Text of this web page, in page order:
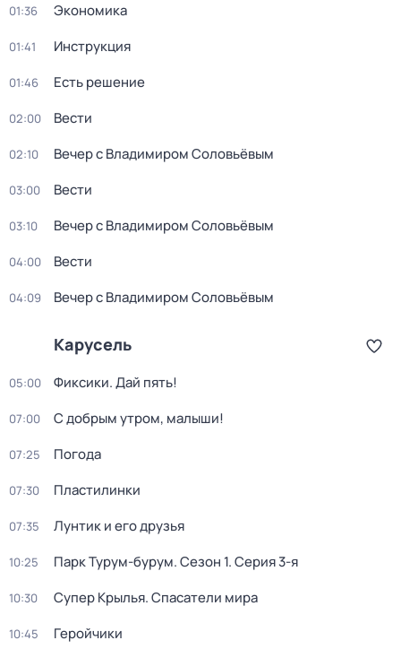
01:36 Экономика
01:41 Инструкция
01:46 Есть решение
02:00 Вести
02:10 Вечер с Владимиром Соловьёвым
03:00 Вести
03:10 Вечер с Владимиром Соловьёвым
04:00 Вести
04:09 Вечер с Владимиром Соловьёвым
Карусель
05:00 Фиксики. Дай пять!
07:00 С добрым утром, малыши!
07:25 Погода
07:30 Пластилинки
07:35 Лунтик и его друзья
10:25 Парк Турум-бурум. Сезон 1. Серия 3-я
10:30 Супер Крылья. Спасатели мира
10:45 Геройчики